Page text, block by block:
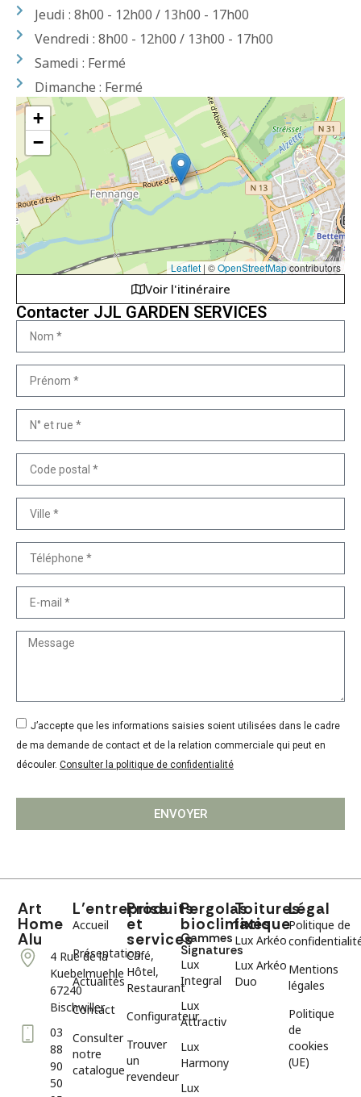
Jeudi : 8h00 - 12h00 / 13h00 - 17h00
Vendredi : 8h00 - 12h00 / 13h00 - 17h00
Samedi : Fermé
Dimanche : Fermé
+
−
Leaflet | ©OpenStreetMapcontributors
Voir l'itinéraire
Contacter JJL GARDEN SERVICES
J’accepte que les informations saisies soient utilisées dans le cadre
de ma demande de contact et de la relation commerciale qui peut en
découler. Consulter la politique de confidentialité
ENVOYER
Art
Home
Alu
4 Rue de la
Kuebelmuehle
67240
Bischwiller
03
88
90
50
L’entreprise
Accueil
Présentation
Actualités
Contact
Consulter
notre
catalogue
Produits
et
services
Café,
Hôtel,
Restaurant
Configurateur
Trouver
un
revendeur
Pergolas
bioclimatique
Gammes
Signatures
Lux
Integral
Lux
Attractiv
Lux
Harmony
Lux
Toitures
fixes
Lux Arkéo
Lux Arkéo
Duo
Légal
Politique de
Mentions
légales
Politique
de
cookies
(UE)